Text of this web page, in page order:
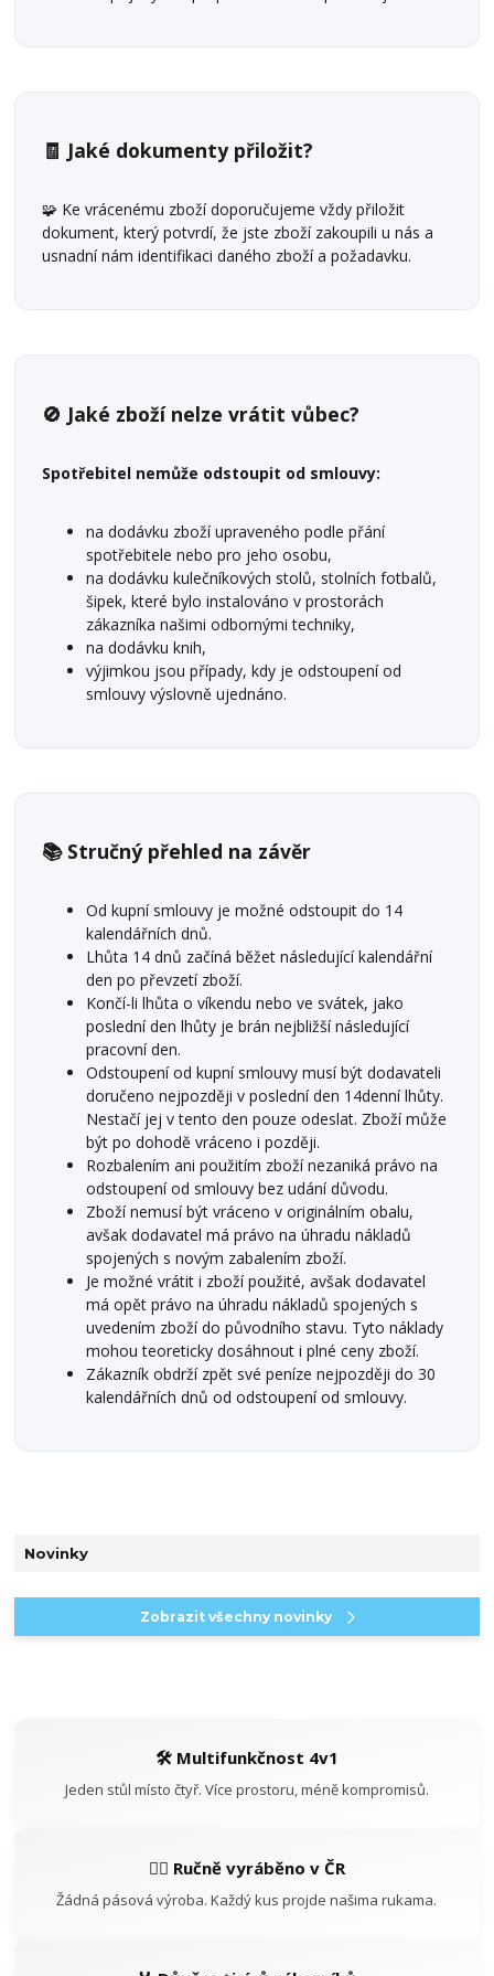
Novinky
Zobrazit všechny novinky
🧾 Jaké dokumenty přiložit?
🧩 Ke vrácenému zboží doporučujeme vždy přiložit
dokument, který potvrdí, že jste zboží zakoupili u nás a
usnadní nám identifikaci daného zboží a požadavku.
🚫 Jaké zboží nelze vrátit vůbec?
Spotřebitel nemůže odstoupit od smlouvy:
na dodávku zboží upraveného podle přání
spotřebitele nebo pro jeho osobu,
na dodávku kulečníkových stolů, stolních fotbalů,
šipek, které bylo instalováno v prostorách
zákazníka našimi odbornými techniky,
na dodávku knih,
výjimkou jsou případy, kdy je odstoupení od
smlouvy výslovně ujednáno.
📚 Stručný přehled na závěr
Od kupní smlouvy je možné odstoupit do 14
kalendářních dnů.
Lhůta 14 dnů začíná běžet následující kalendářní
den po převzetí zboží.
Končí-li lhůta o víkendu nebo ve svátek, jako
poslední den lhůty je brán nejbližší následující
pracovní den.
Odstoupení od kupní smlouvy musí být dodavateli
doručeno nejpozději v poslední den 14denní lhůty.
Nestačí jej v tento den pouze odeslat. Zboží může
být po dohodě vráceno i později.
Rozbalením ani použitím zboží nezaniká právo na
odstoupení od smlouvy bez udání důvodu.
Zboží nemusí být vráceno v originálním obalu,
avšak dodavatel má právo na úhradu nákladů
spojených s novým zabalením zboží.
Je možné vrátit i zboží použité, avšak dodavatel
má opět právo na úhradu nákladů spojených s
uvedením zboží do původního stavu. Tyto náklady
mohou teoreticky dosáhnout i plné ceny zboží.
Zákazník obdrží zpět své peníze nejpozději do 30
kalendářních dnů od odstoupení od smlouvy.
🛠️ Multifunkčnost 4v1
Jeden stůl místo čtyř. Více prostoru, méně kompromisů.
👷‍♂️ Ručně vyráběno v ČR
Žádná pásová výroba. Každý kus projde našima rukama.